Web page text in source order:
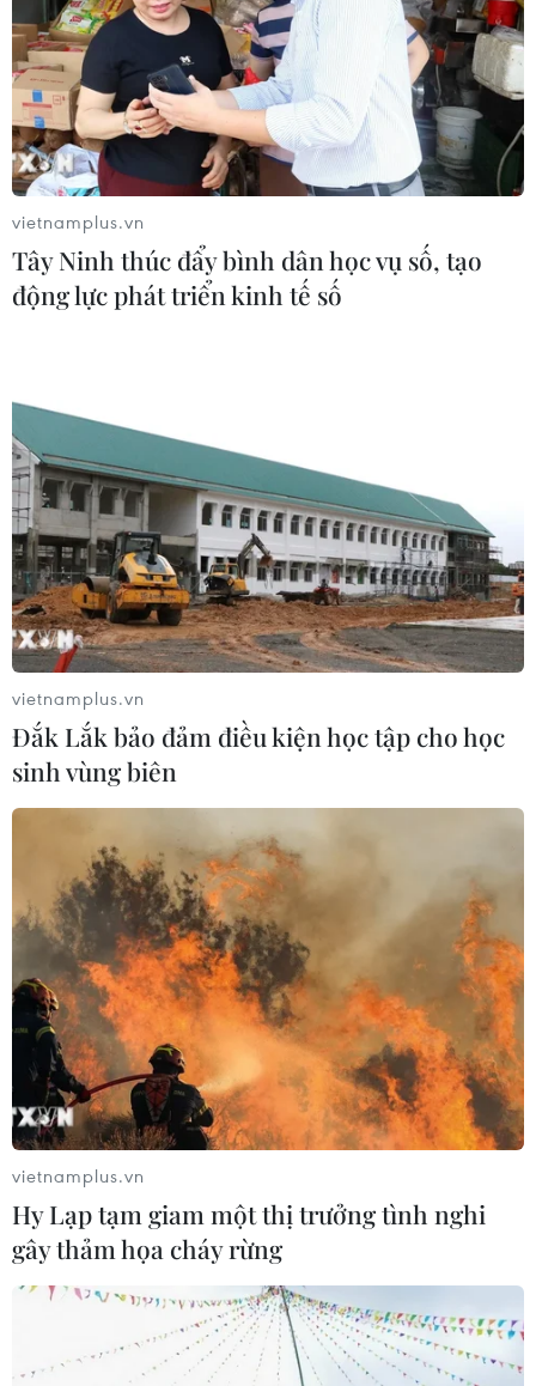
vietnamplus.vn
Tây Ninh thúc đẩy bình dân học vụ số, tạo
động lực phát triển kinh tế số
vietnamplus.vn
Đắk Lắk bảo đảm điều kiện học tập cho học
sinh vùng biên
vietnamplus.vn
Hy Lạp tạm giam một thị trưởng tình nghi
gây thảm họa cháy rừng